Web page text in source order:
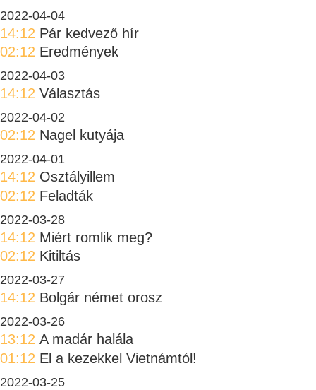
2022-04-04
14:12 Pár kedvező hír
02:12 Eredmények
2022-04-03
14:12 Választás
2022-04-02
02:12 Nagel kutyája
2022-04-01
14:12 Osztályillem
02:12 Feladták
2022-03-28
14:12 Miért romlik meg?
02:12 Kitiltás
2022-03-27
14:12 Bolgár német orosz
2022-03-26
13:12 A madár halála
01:12 El a kezekkel Vietnámtól!
2022-03-25